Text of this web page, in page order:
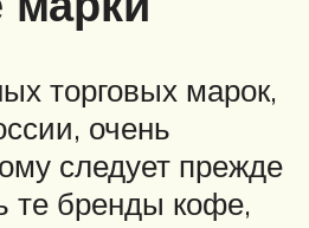
торговых марок,
очень
следует прежде
те бренды кофе,